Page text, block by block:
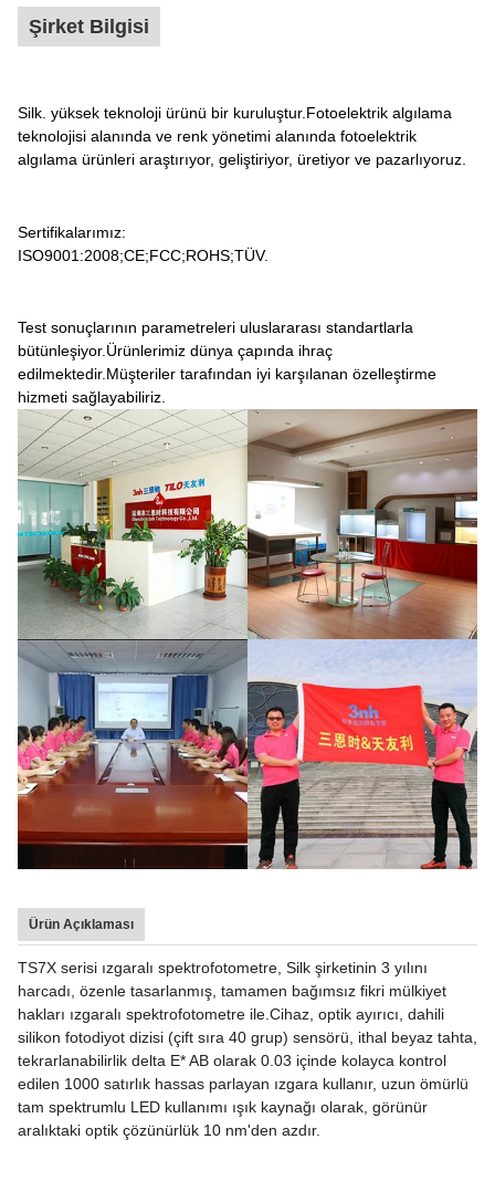
Şirket Bilgisi
Silk. yüksek teknoloji ürünü bir kuruluştur.Fotoelektrik algılama
teknolojisi alanında ve renk yönetimi alanında fotoelektrik
algılama ürünleri araştırıyor, geliştiriyor, üretiyor ve pazarlıyoruz.
Sertifikalarımız:
ISO9001:2008;CE;FCC;ROHS;TÜV.
Test sonuçlarının parametreleri uluslararası standartlarla
bütünleşiyor.Ürünlerimiz dünya çapında ihraç
edilmektedir.Müşteriler tarafından iyi karşılanan özelleştirme
hizmeti sağlayabiliriz.
Ürün Açıklaması
TS7X serisi ızgaralı spektrofotometre, Silk şirketinin 3 yılını
harcadı, özenle tasarlanmış, tamamen bağımsız fikri mülkiyet
hakları ızgaralı spektrofotometre ile.Cihaz, optik ayırıcı, dahili
silikon fotodiyot dizisi (çift sıra 40 grup) sensörü, ithal beyaz tahta,
tekrarlanabilirlik delta E* AB olarak 0.03 içinde kolayca kontrol
edilen 1000 satırlık hassas parlayan ızgara kullanır, uzun ömürlü
tam spektrumlu LED kullanımı ışık kaynağı olarak, görünür
aralıktaki optik çözünürlük 10 nm'den azdır.